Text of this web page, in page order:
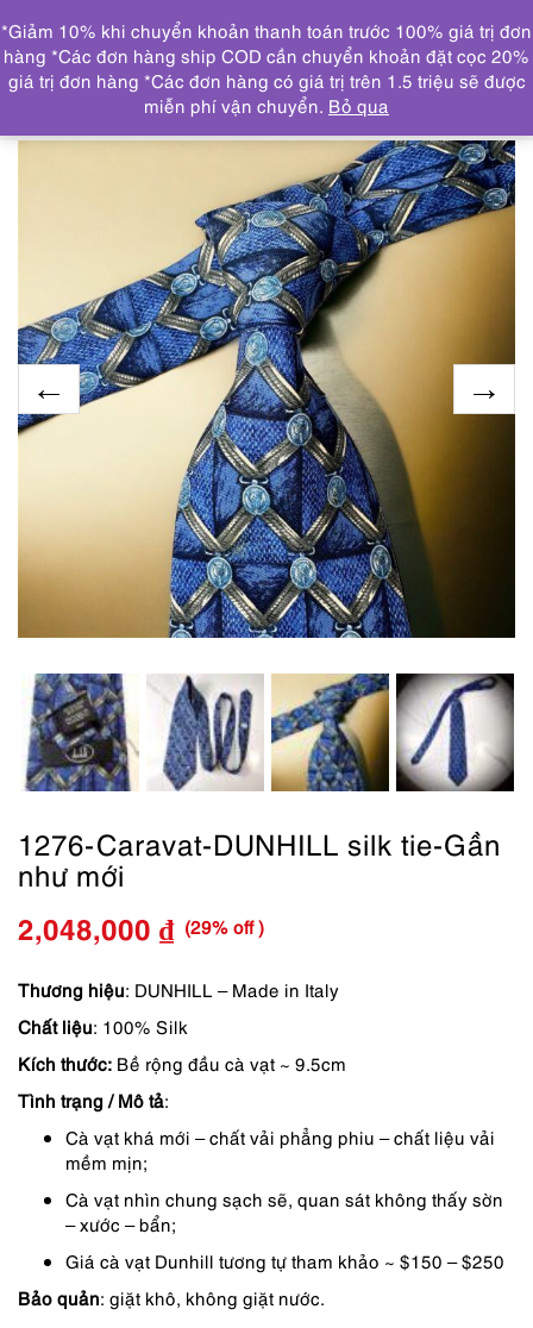
DANH MỤC
Trang chủ KHĂN, CÀ VẠT CRAVAT/CÀ VẠT
1276-
Caravat-DUNHILL silk tie-Gần như mới
1276-Caravat-DUNHILL silk tie-Gần
như mới
Giá
gốc
là:
2,890,000 ₫.
2,048,000 ₫
Giá
hiện
tại
là:
(29% off )
Thương hiệu: DUNHILL – Made in Italy
Chất liệu: 100% Silk
Kích thước: Bề rộng đầu cà vạt ~ 9.5cm
Tình trạng / Mô tả:
Cà vạt khá mới – chất vải phẳng phiu – chất liệu vải
mềm mịn;
Cà vạt nhìn chung sạch sẽ, quan sát không thấy sờn
– xước – bẩn;
Giá cà vạt Dunhill tương tự tham khảo ~ $150 – $250
Bảo quản: giặt khô, không giặt nước.
*Giảm 10% khi chuyển khoản thanh toán trước 100% giá trị đơn
hàng *Các đơn hàng ship COD cần chuyển khoản đặt cọc 20%
giá trị đơn hàng *Các đơn hàng có giá trị trên 1.5 triệu sẽ được
miễn phí vận chuyển. Bỏ qua